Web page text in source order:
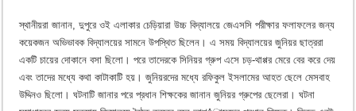
স্থানীয়রা জানান, দুপুরে ওই এলাকার চেড়িয়ারা উচ্চ বিদ্যালয়ে জেএসসি পরীক্ষার ফলাফলের জন্য
কয়েকজন অভিভাবক বিদ্যালয়ের সামনে উপস্থিত ছিলেন। এ সময় বিদ্যালয়ের জুনিয়র ছাত্ররা
একটি চায়ের দোকানে বসা ছিলো। পরে তাদেরকে সিনিয়র গ্রুপ এসে চড়-থাপ্পর মেরে বের করে দেয়
এবং তাদের মধ্যে কথা কাটাকাটি হয়। জুনিয়রদের মধ্যে রফিকুল ইসলামের আহত ছেলে মেসবাহ
উদ্দিনও ছিলো। ঘটনাটি জানার পরে প্রধান শিক্ষকের জানান জুনিয়র গ্রুপের ছেলেরা। ঘটনা